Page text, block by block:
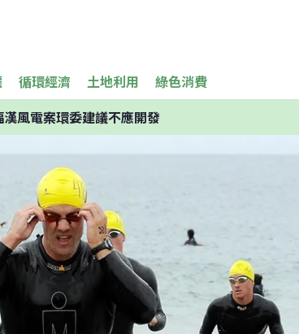
循環經濟 土地利用 綠色消費
風電案環委建議不應開發